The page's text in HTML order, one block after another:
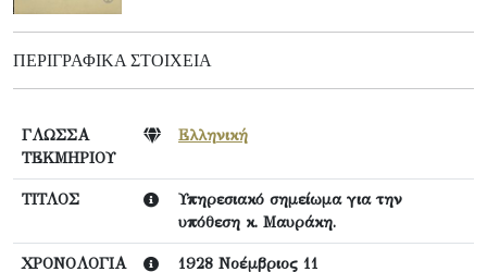
ΠΕΡΙΓΡΑΦΙΚΆ ΣΤΟΙΧΕΊΑ
ΓΛΩΣΣΑ
ΤΕΚΜΗΡΙΟΥ
Ελληνική
ΤΙΤΛΟΣ
Υπηρεσιακό σημείωμα για την
υπόθεση κ. Μαυράκη.
ΧΡΟΝΟΛΟΓΙΑ 1928 Νοέμβριος 11